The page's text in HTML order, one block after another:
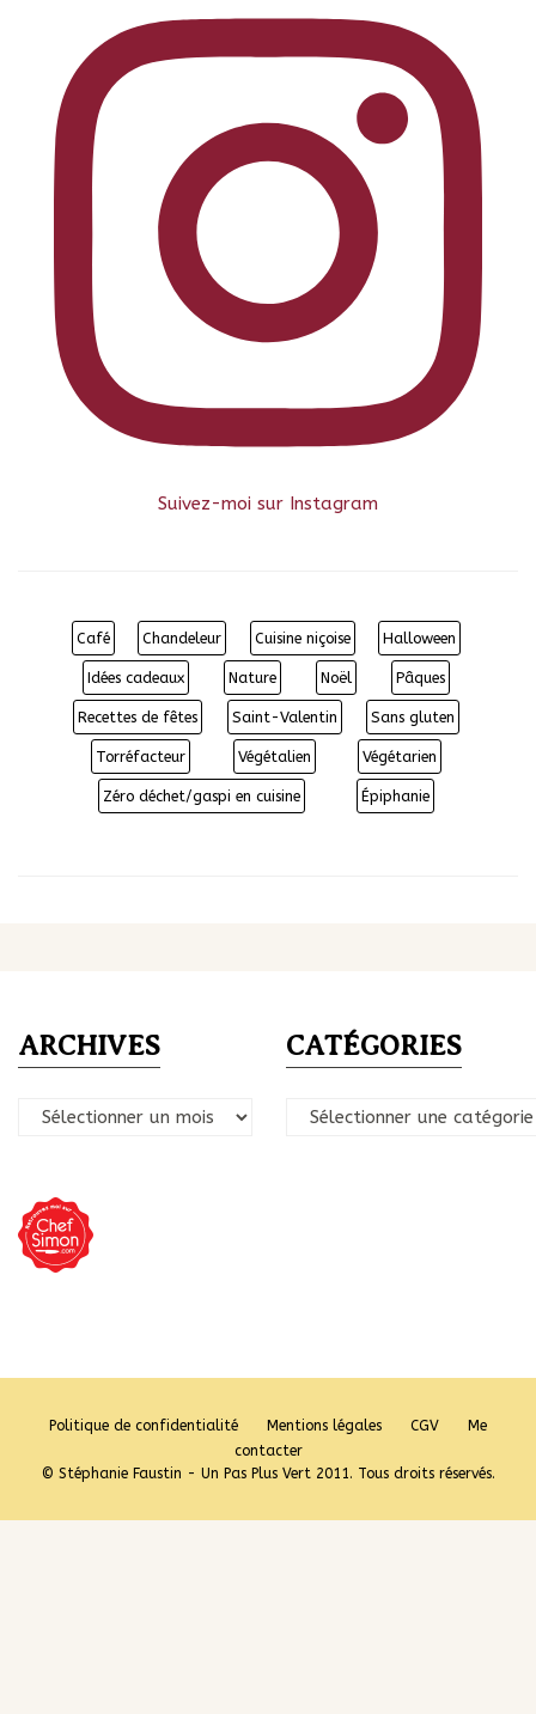
Suivez-moi sur Instagram
Café Chandeleur Cuisine niçoise Halloween
Idées cadeaux Nature Noël Pâques
Recettes de fêtes Saint-Valentin Sans gluten
Torréfacteur Végétalien Végétarien
Zéro déchet/gaspi en cuisine Épiphanie
ARCHIVES
Archives
CATÉGORIES
Catégories
Politique de confidentialité Mentions légales CGV
Me
contacter
© Stéphanie Faustin - Un Pas Plus Vert 2011. Tous droits réservés.